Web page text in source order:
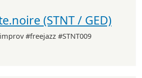
(STNT / GED)
#freejazz #STNT009